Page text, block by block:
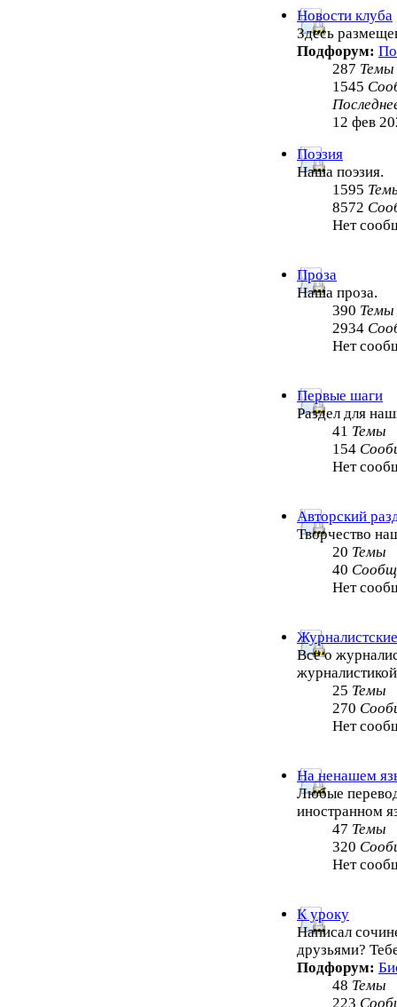
Новости клуба
Здесь
Подфорум:
287 Темы
1545
12 фев
Поэзия
Наша поэзия.
1595
8572
Нет
Проза
Наша проза.
390 Темы
2934
Нет
Первые шаги
Раздел для
41 Темы
154
Нет
Авторский
Творчество
20 Темы
40
Нет
Всё о
25 Темы
270
Нет
На ненашем
Любые
иностранном
47 Темы
320
Нет
К уроку
Написал
друзьями?
Подфорум:
48 Темы
223